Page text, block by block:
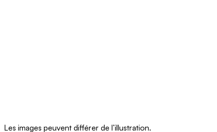
Les images peuvent différer de l’illustration.